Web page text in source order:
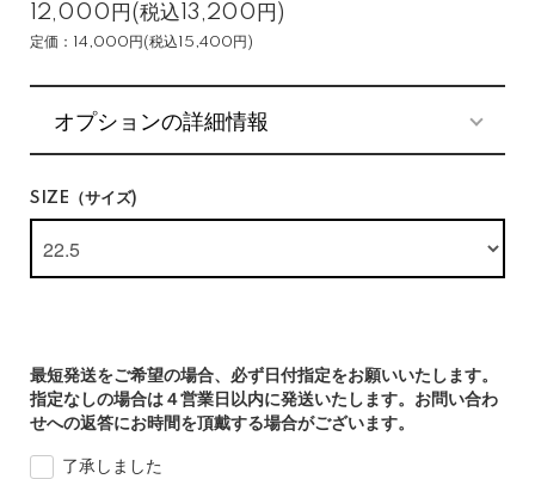
12,000円(税込13,200円)
定価：14,000円(税込15,400円)
オプションの詳細情報
SIZE（サイズ)
最短発送をご希望の場合、必ず日付指定をお願いいたします。
指定なしの場合は４営業日以内に発送いたします。お問い合わ
せへの返答にお時間を頂戴する場合がございます。
了承しました